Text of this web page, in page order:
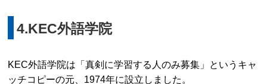
4.KEC外語学院
KEC外語学院は「真剣に学習する人のみ募集」というキャ
ッチコピーの元、1974年に設立しました。